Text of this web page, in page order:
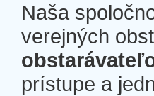
Naša
verejných
prístupe a